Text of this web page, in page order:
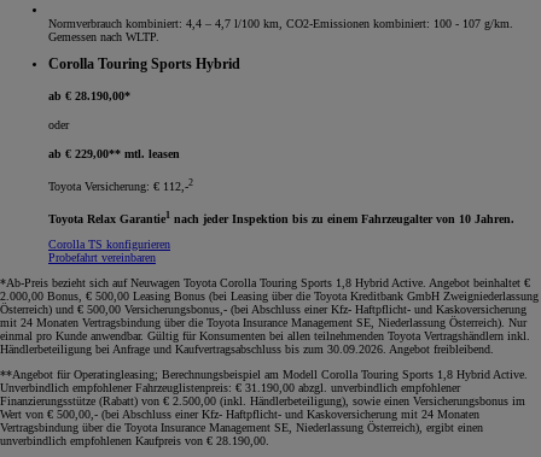
Normverbrauch kombiniert: 4,4 – 4,7 l/100 km, CO2-Emissionen kombiniert: 100 - 107 g/km.
Gemessen nach WLTP.
Corolla Touring Sports Hybrid
ab € 28.190,00*
oder
ab € 229,00** mtl. leasen
Toyota Versicherung: € 112,-2
Toyota Relax Garantie1 nach jeder Inspektion bis zu einem Fahrzeugalter von 10 Jahren.
Corolla TS konfigurieren
Probefahrt vereinbaren
*Ab-Preis bezieht sich auf Neuwagen Toyota Corolla Touring Sports 1,8 Hybrid Active. Angebot beinhaltet €
2.000,00 Bonus, € 500,00 Leasing Bonus (bei Leasing über die Toyota Kreditbank GmbH Zweigniederlassung
Österreich) und € 500,00 Versicherungsbonus,- (bei Abschluss einer Kfz- Haftpflicht- und Kaskoversicherung
mit 24 Monaten Vertragsbindung über die Toyota Insurance Management SE, Niederlassung Österreich). Nur
einmal pro Kunde anwendbar. Gültig für Konsumenten bei allen teilnehmenden Toyota Vertragshändlern inkl.
Händlerbeteiligung bei Anfrage und Kaufvertragsabschluss bis zum 30.09.2026. Angebot freibleibend
**Angebot für Operatingleasing; Berechnungsbeispiel am Modell Corolla Touring Sports 1,8 Hybrid Active.
Unverbindlich empfohlener Fahrzeuglistenpreis: € 31.190,00 abzgl. unverbindlich empfohlener
Finanzierungsstütze (Rabatt) von € 2.500,00 (inkl. Händlerbeteiligung), sowie einen Versicherungsbonus im
Wert von € 500,00,- (bei Abschluss einer Kfz- Haftpflicht- und Kaskoversicherung mit 24 Monaten
Vertragsbindung über die Toyota Insurance Management SE, Niederlassung Österreich), ergibt einen
unverbindlich empfohlenen Kaufpreis von € 28.190,00.